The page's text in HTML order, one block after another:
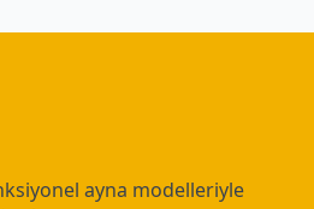
ayna modelleriyle